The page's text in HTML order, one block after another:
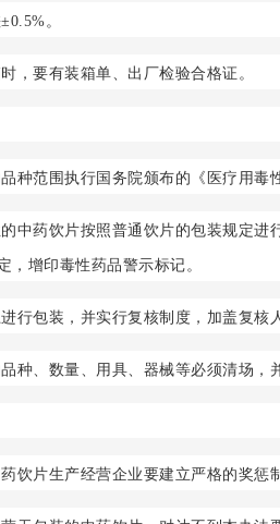
。
，要有装箱单、出厂检验合格证。
种范围执行国务院颁布的《医疗用毒
中药饮片按照普通饮片的包装规定
增印毒性药品警示标记。
行包装，并实行复核制度，加盖复核
种、数量、用具、器械等必须清场，
饮片生产经营企业要建立严格的奖惩